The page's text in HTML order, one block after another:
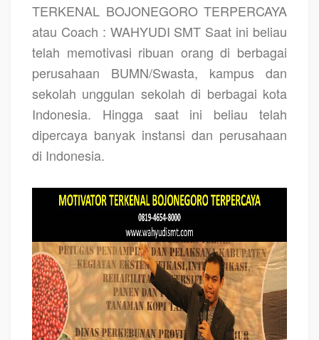
TERKENAL BOJONEGORO TERPERCAYA
atau Coach : WAHYUDI SMT Saat ini beliau
telah memotivasi ribuan orang di berbagai
perusahaan BUMN/Swasta, kampus dan
sekolah unggulan sekolah di berbagai kota
Indonesia. Hingga saat ini beliau telah
dipercaya banyak instansi dan perusahaan
di Indonesia.